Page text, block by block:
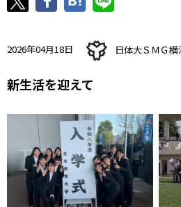
2026年04月18日 日体大ＳＭＧ横
新生活を迎えて